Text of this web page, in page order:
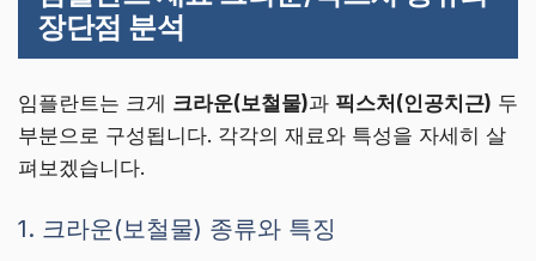
장단점 분석
임플란트는 크게 크라운(보철물)과 픽스처(인공치근) 두
부분으로 구성됩니다. 각각의 재료와 특성을 자세히 살
펴보겠습니다.
1. 크라운(보철물) 종류와 특징